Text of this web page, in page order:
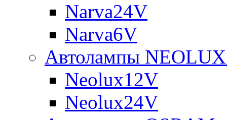
Narva24V
Narva6V
Автолампы
Neolux12V
Neolux24V